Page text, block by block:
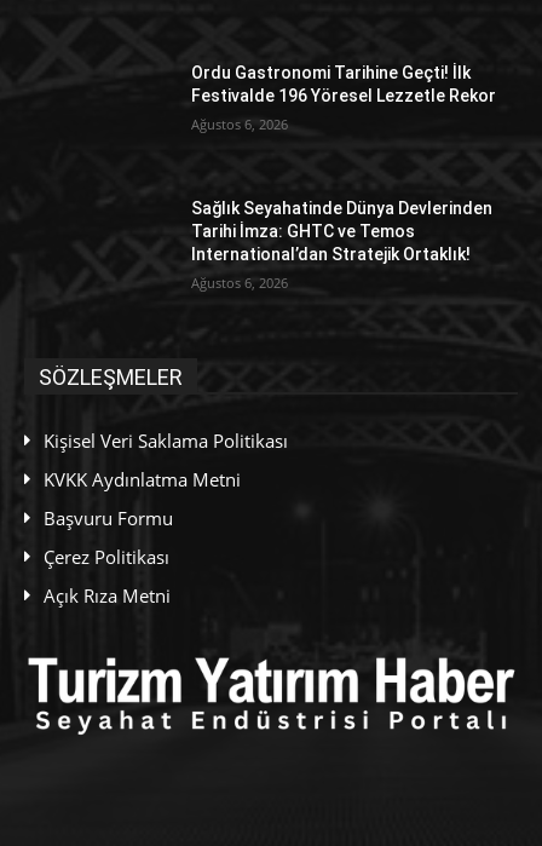
Ordu Gastronomi Tarihine Geçti! İlk
Festivalde 196 Yöresel Lezzetle Rekor
Ağustos 6, 2026
Sağlık Seyahatinde Dünya Devlerinden
Tarihi İmza: GHTC ve Temos
International’dan Stratejik Ortaklık!
Ağustos 6, 2026
SÖZLEŞMELER
Kişisel Veri Saklama Politikası
KVKK Aydınlatma Metni
Başvuru Formu
Çerez Politikası
Açık Rıza Metni